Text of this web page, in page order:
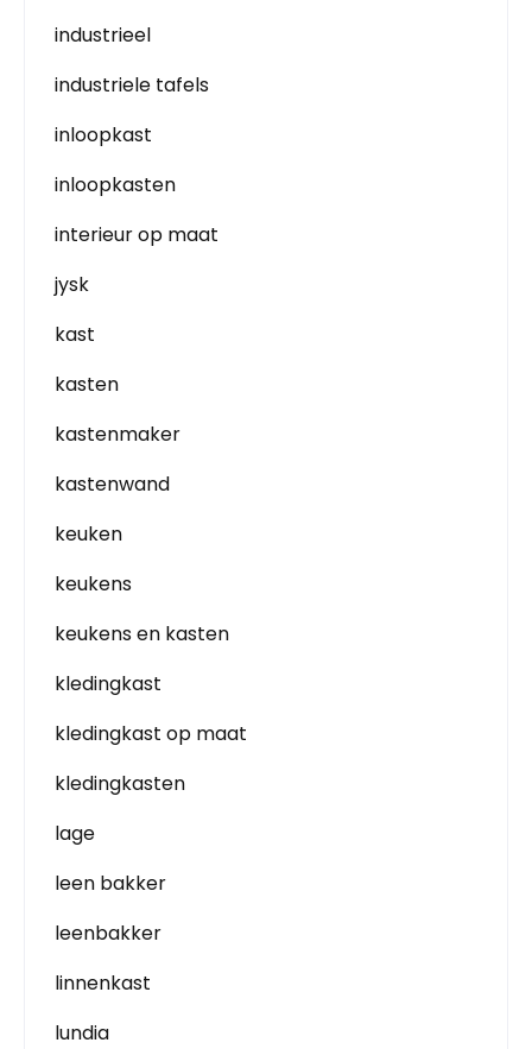
industrieel
industriele tafels
inloopkast
inloopkasten
interieur op maat
jysk
kast
kasten
kastenmaker
kastenwand
keuken
keukens
keukens en kasten
kledingkast
kledingkast op maat
kledingkasten
lage
leen bakker
leenbakker
linnenkast
lundia